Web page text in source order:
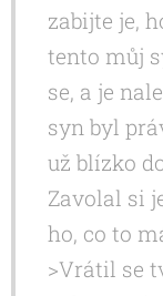
zabijte je,
tento můj
se, a je
syn byl
už blízko
Zavolal si
ho, co to
>Vrátil se